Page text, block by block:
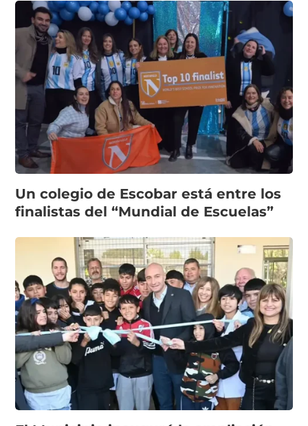
Un colegio de Escobar está entre los
finalistas del “Mundial de Escuelas”